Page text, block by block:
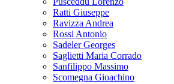
Ratti Giuseppe
Ravizza Andrea
Rossi Antonio
Sadeler Georges
Saglietti Maria Corrado
Sanfilippo Massimo
Scomegna Gioachino